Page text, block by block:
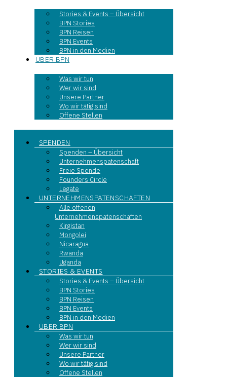
Stories & Events – Übersicht
BPN Stories
BPN Reisen
BPN Events
BPN in den Medien
ÜBER BPN
Was wir tun
Wer wir sind
Unsere Partner
Wo wir tätig sind
Offene Stellen
SPENDEN
Spenden – Übersicht
Unternehmenspatenschaft
Freie Spende
Founders Circle
Legate
UNTERNEHMENSPATENSCHAFTEN
Alle offenen
Unternehmenspatenschaften
Kirgistan
Mongolei
Nicaragua
Rwanda
Uganda
STORIES & EVENTS
Stories & Events – Übersicht
BPN Stories
BPN Reisen
BPN Events
BPN in den Medien
ÜBER BPN
Was wir tun
Wer wir sind
Unsere Partner
Wo wir tätig sind
Offene Stellen